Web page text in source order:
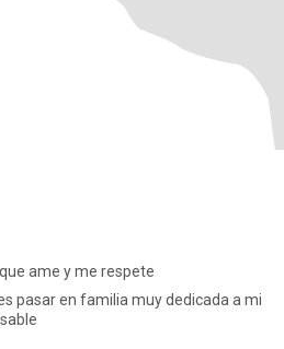
ame y me respete
pasar en familia muy dedicada a mi